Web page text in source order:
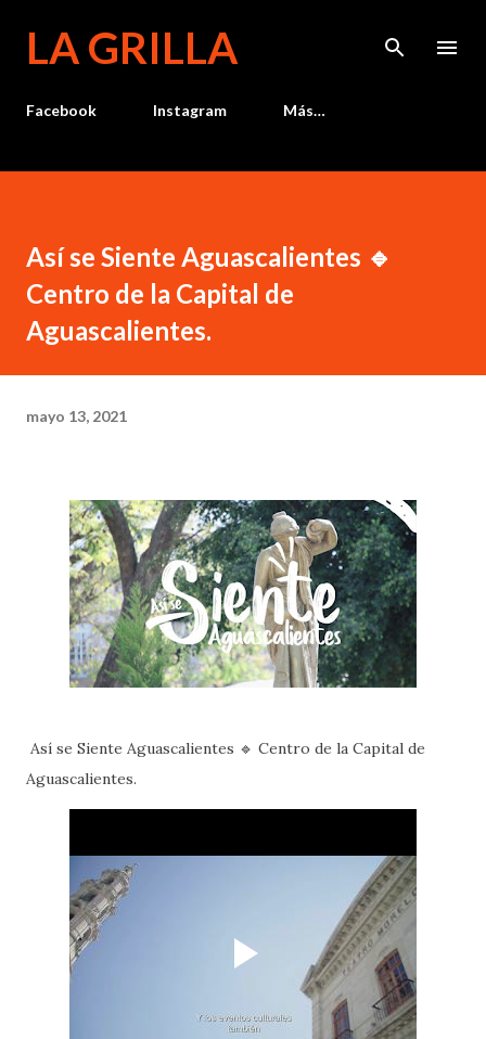
LA GRILLA
Facebook Instagram Más…
Así se Siente Aguascalientes 🔹
Centro de la Capital de
Aguascalientes.
mayo 13, 2021
Así se Siente Aguascalientes 🔹 Centro de la Capital de
Aguascalientes.